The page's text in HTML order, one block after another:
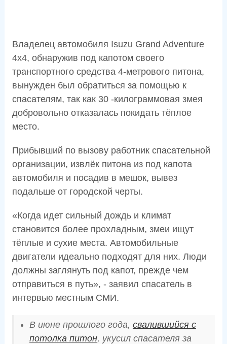
Владелец автомобиля Isuzu Grand Adventure
4x4, обнаружив под капотом своего
транспортного средства 4-метрового питона,
вынужден был обратиться за помощью к
спасателям, так как 30 -килограммовая змея
добровольно отказалась покидать тёплое
место.
Прибывший по вызову работник спасательной
организации, извлёк питона из под капота
автомобиля и посадив в мешок, вывез
подальше от городской черты.
«Когда идет сильный дождь и климат
становится более прохладным, змеи ищут
тёплые и сухие места. Автомобильные
двигатели идеально подходят для них. Люди
должны заглянуть под капот, прежде чем
отправиться в путь», - заявил спасатель в
интервью местным СМИ.
В июне прошлого года, свалившийся с
потолка питон, укусил спасателя за